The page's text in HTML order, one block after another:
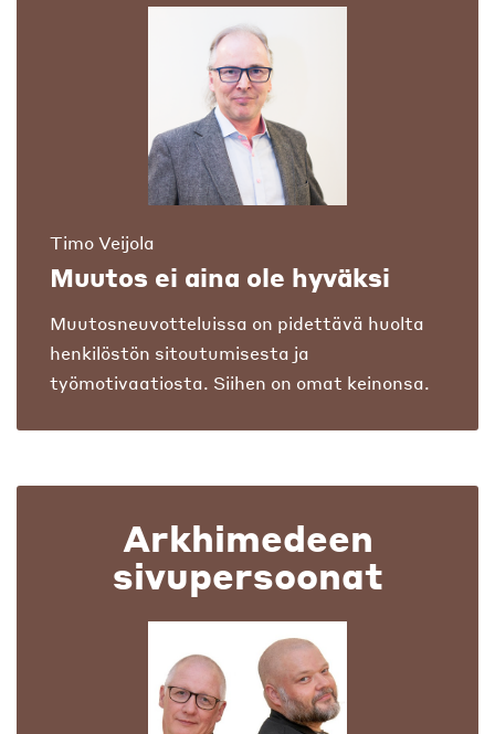
Timo Veijola
Muutos ei aina ole hyväksi
Muutosneuvotteluissa on pidettävä huolta
henkilöstön sitoutumisesta ja
työmotivaatiosta. Siihen on omat keinonsa.
Arkhimedeen
sivupersoonat